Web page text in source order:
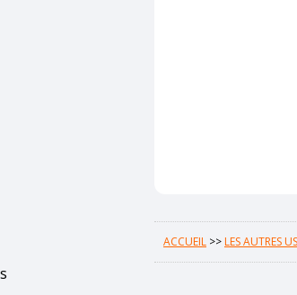
ACCUEIL >>LES AUTRES
s